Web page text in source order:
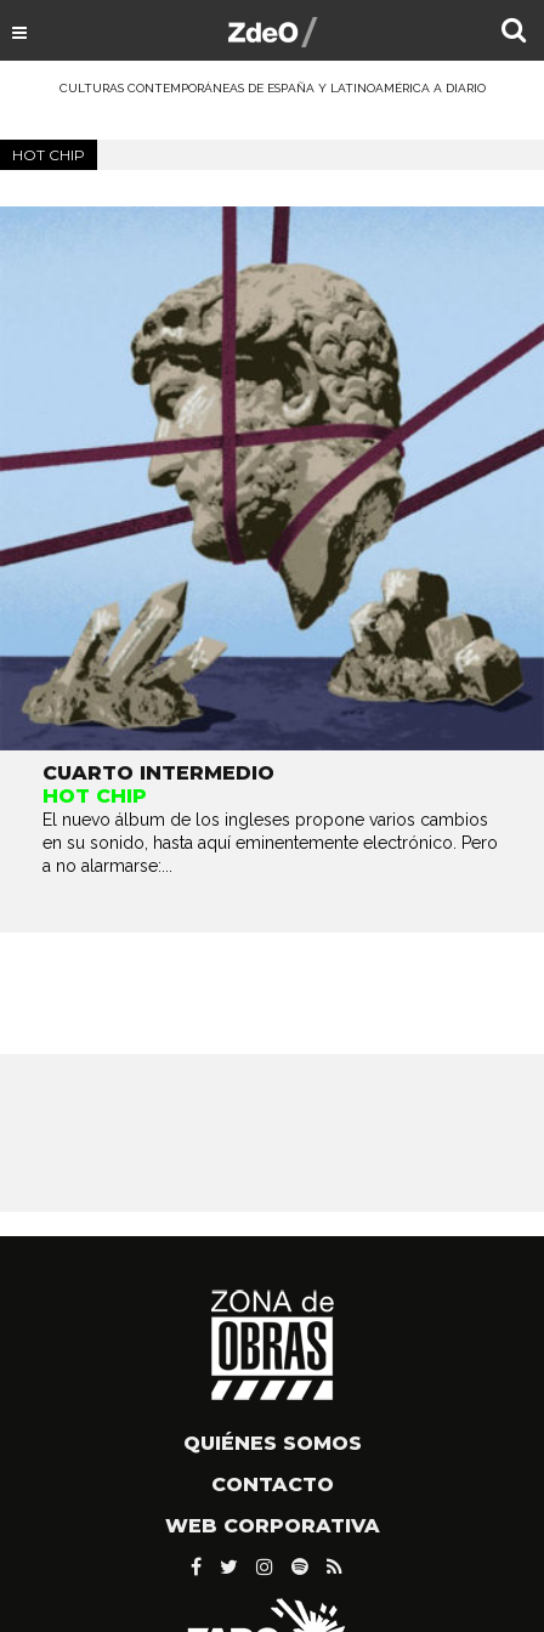
CULTURAS CONTEMPORÁNEAS DE ESPAÑA Y LATINOAMÉRICA A DIARIO
HOT CHIP
CUARTO INTERMEDIO
HOT CHIP
El nuevo álbum de los ingleses propone varios cambios
en su sonido, hasta aquí eminentemente electrónico. Pero
a no alarmarse:...
QUIÉNES SOMOS
CONTACTO
WEB CORPORATIVA